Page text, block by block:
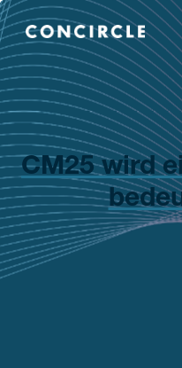
CM25 wird